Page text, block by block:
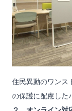
住民異動のワンス
の保護に配慮した